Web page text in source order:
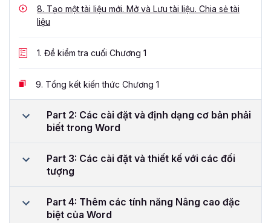
8. Tạo một tài liệu mới. Mở và Lưu tài liệu. Chia sẻ tài
liệu
1. Đề kiểm tra cuối Chương 1
9. Tổng kết kiến thức Chương 1
Part 2: Các cài đặt và định dạng cơ bản phải
biết trong Word
Part 3: Các cài đặt và thiết kế với các đối
tượng
Part 4: Thêm các tính năng Nâng cao đặc
biệt của Word